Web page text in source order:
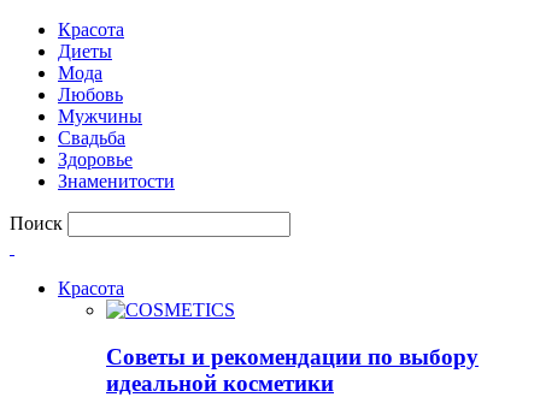
Красота
Диеты
Мода
Любовь
Мужчины
Свадьба
Здоровье
Знаменитости
Поиск
Красота
Советы и рекомендации по выбору
идеальной косметики